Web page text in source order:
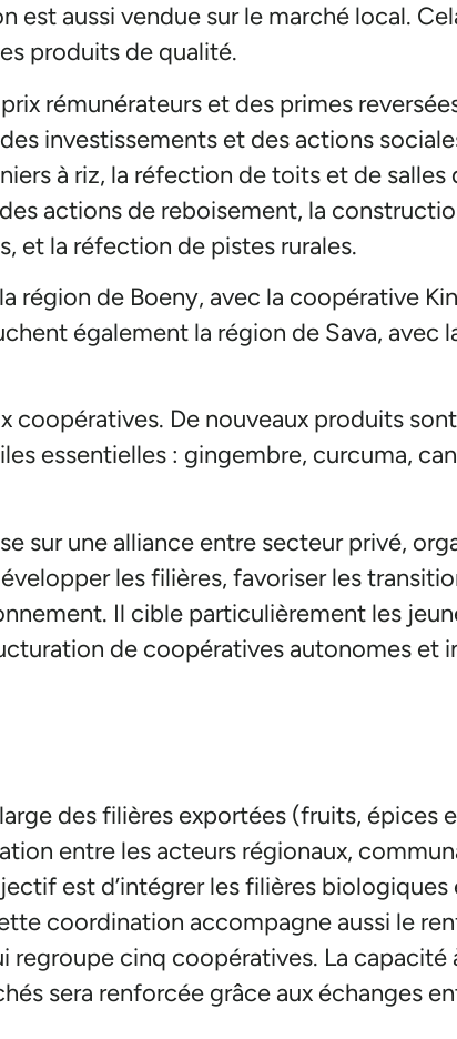
est aussi vendue sur le marché local.
produits de qualité.
rémunérateurs et des primes
investissements et des actions
à riz, la réfection de toits et de salles
actions de reboisement, la
et la réfection de pistes rurales.
région de Boeny, avec la coopérative
également la région de Sava, avec
coopératives. De nouveaux produits
essentielles : gingembre, curcuma,
sur une alliance entre secteur privé,
les filières, favoriser les
Il cible particulièrement les
de coopératives autonomes et
des filières exportées (fruits, épices
entre les acteurs régionaux,
est d’intégrer les filières
coordination accompagne aussi le
regroupe cinq coopératives. La
sera renforcée grâce aux échanges